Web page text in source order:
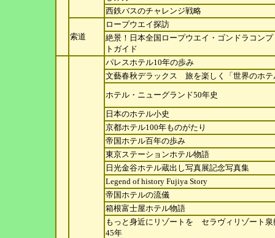
西鉄バスのチャレンジ戦略
索道
ロープウエイ探訪
絶景！日本全国ロープウエイ・ゴンドラコンプ
トガイ ド
パレスホテル10年の歩み
文藝春秋デラックス 旅を楽しく「世界のホテ
ホテル・ニューグランド50年史
日本のホテル小史
京都ホテル100年ものがたり
帝国ホテル百年の歩み
東京ステーションホテル物語
日光金谷ホテル蔵出し写真展記念写真集
Legend of history Fujiya Story
帝国ホテルの流儀
箱根富士屋ホテル物語
もっと身近にリゾートを セラヴィリゾート泉
45年